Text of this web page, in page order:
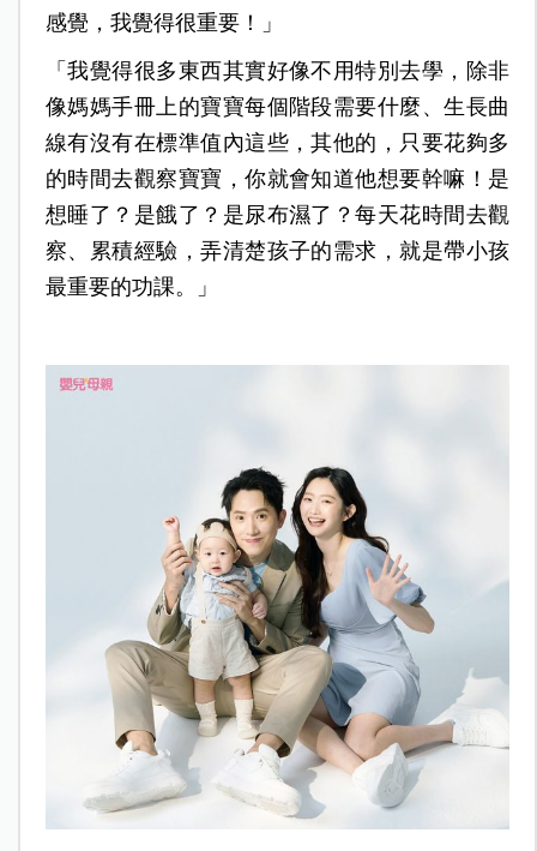
感覺，我覺得很重要！」
「我覺得很多東西其實好像不用特別去學，除非
像媽媽手冊上的寶寶每個階段需要什麼、生長曲
線有沒有在標準值內這些，其他的，只要花夠多
的時間去觀察寶寶，你就會知道他想要幹嘛！是
想睡了？是餓了？是尿布濕了？每天花時間去觀
察、累積經驗，弄清楚孩子的需求，就是帶小孩
最重要的功課。」